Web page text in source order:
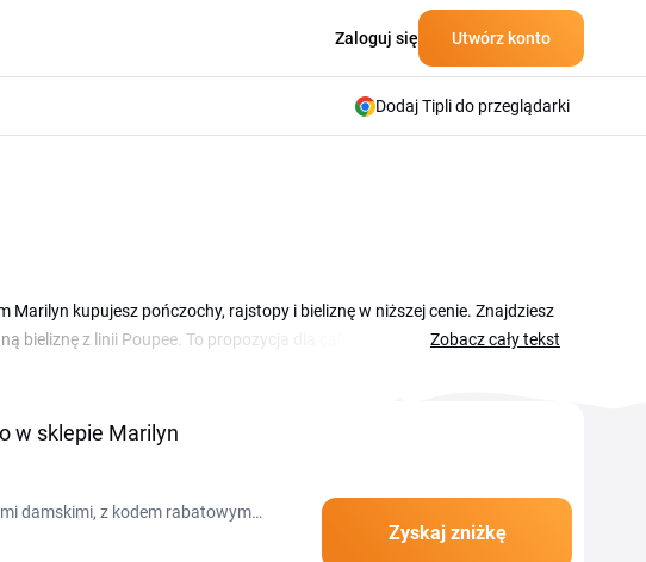
Zaloguj się Utwórz konto
Dodaj Tipli do przeglądarki
kupujesz pończochy, rajstopy i bieliznę w niższej cenie. Znajdziesz
bieliznę z linii Poupee. To propozycja dla całej rodziny, od klasycznych
na tej stronie, wystarczy wybrać ofertę i skorzystać z niej podczas
Zobacz cały tekst
w sklepie Marilyn
damskimi, z kodem rabatowym
Zyskaj zniżkę